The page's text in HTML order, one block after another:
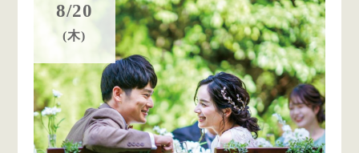
8/20
(木)